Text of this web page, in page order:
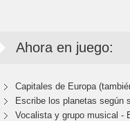
Ahora en juego:
Capitales de Europa
Escribe los planetas según
Vocalista y grupo musical -